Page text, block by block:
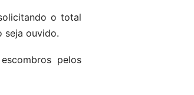
o total
seja ouvido.
pelos